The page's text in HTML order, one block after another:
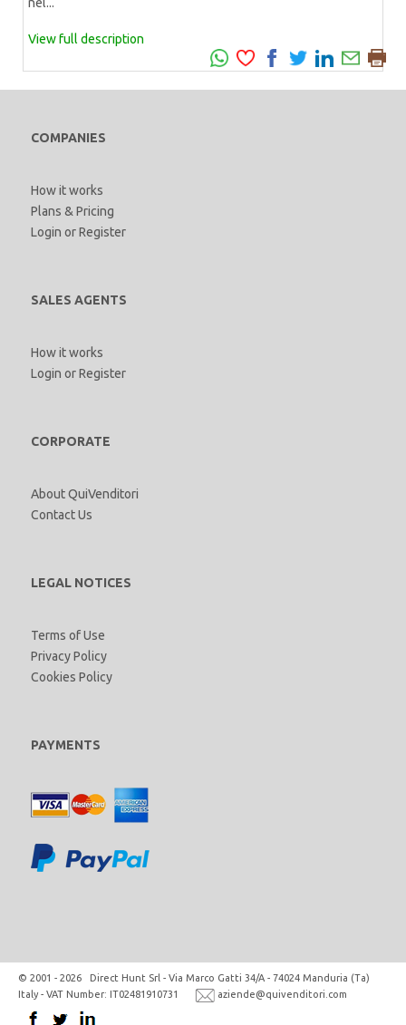
View full description
COMPANIES
How it works
Plans & Pricing
Login orRegister
SALES AGENTS
How it works
Login orRegister
CORPORATE
About QuiVenditori
Contact Us
LEGAL NOTICES
Terms of Use
Privacy Policy
Cookies Policy
PAYMENTS
© 2001 - 2026 Direct Hunt Srl - Via Marco Gatti 34/A - 74024 Manduria (Ta)
Italy - VAT Number: IT02481910731
aziende@quivenditori.com